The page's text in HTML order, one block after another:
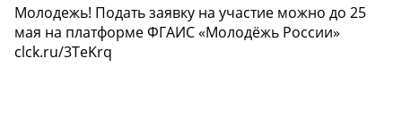
️Молодежь! Подать заявку на участие можно до 25
мая на платформе ФГАИС «Молодёжь России»
clck.ru/3TeKrq